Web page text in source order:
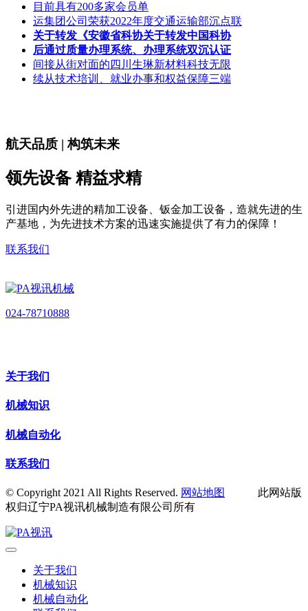
目前具有200多家会员单
运集团公司荣获2022年度交通运输部沉点联
关于转发《安徽省科协关于转发中国科协
后通过质量办理系统、办理系统双沉认证
间接从街对面的四川生琳新材料科技无限
续从技术培训、就业办事和权益保障三端
航天品质 | 构筑未来
领先设备 精益求精
引进国内外先进的精加工设备、钣金加工设备，造就先进的生
产基地，为先进技术方案的迅速实施提供了有力的保障！
联系我们
024-78710888
关于我们
机械知识
机械自动化
联系我们
© Copyright 2021 All Rights Reserved. 网站地图
此网站版
权归辽宁PA视讯机械制造有限公司所有
关于我们
机械知识
机械自动化